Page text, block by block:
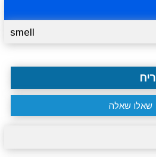
smell
ריח
שאלו שאלה